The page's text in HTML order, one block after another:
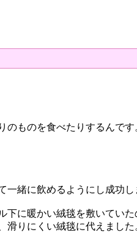
ものを食べたりするんです
緒に飲めるようにし成功し
に暖かい絨毯を敷いていた
りにくい絨毯に代えました